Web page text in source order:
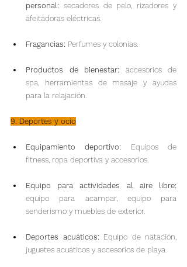
personal: secadores de pelo, rizadores y
afeitadoras eléctricas.
Fragancias: Perfumes y colonias.
Productos de bienestar: accesorios de
spa, herramientas de masaje y ayudas
para la relajación.
9. Deportes y ocio
Equipamiento deportivo: Equipos de
fitness, ropa deportiva y accesorios.
Equipo para actividades al aire libre:
equipo para acampar, equipo para
senderismo y muebles de exterior.
Deportes acuáticos: Equipo de natación,
juguetes acuáticos y accesorios de playa.